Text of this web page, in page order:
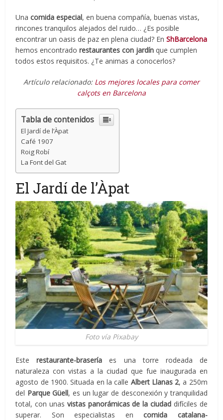
Unacomida especial, en buena compañía, buenas vistas,
rincones tranquilos alejados del ruido… ¿Es posible
encontrar un oasis de paz en plena ciudad? EnShBarcelona
hemos encontradorestaurantes con jardín que cumplen
todos estos requisitos. ¿Te animas a conocerlos?
Artículo relacionado: Los mejores locales para comer
calçots en Barcelona
Tabla de contenidos
El Jardí de l’Àpat
Café 1907
Roig Robí
La Font del Gat
El Jardí de l’Àpat
Foto vía Pixabay
Esterestaurante-brasería es una torre rodeada de
naturaleza con vistas a la ciudad que fue inaugurada en
agosto de 1900. Situada en la calle Albert Llanas 2, a 250m
del Parque Güell, es un lugar de desconexión y tranquilidad
total, con unas vistas panorámicas de la ciudad difíciles de
superar. Son especialistas encomida catalana-